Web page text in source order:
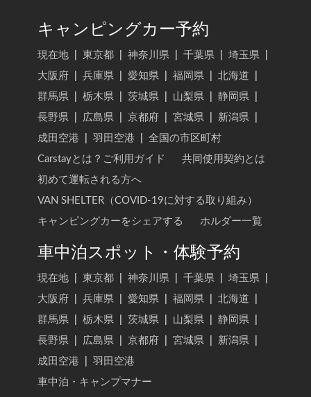
キャンピングカー予約
現在地 東京都 神奈川県 千葉県 埼玉県
大阪府
兵庫県 愛知県 福岡県 北海道
群馬県
栃木県 茨城県 山梨県 静岡県
長野県
広島県 京都府 宮城県 新潟県
成田空港
羽田空港
全国の市区町村
Carstayとは？ご利用ガイド
共同使用契約とは
初めて運転される方へ
VAN SHELTER（COVID-19に対する取り組み）
キャンピングカーをシェアする
ホルダー一覧
車中泊スポット・体験予約
現在地 東京都 神奈川県 千葉県 埼玉県
大阪府
兵庫県 愛知県 福岡県 北海道
群馬県
栃木県 茨城県 山梨県 静岡県
長野県
広島県 京都府 宮城県 新潟県
成田空港
羽田空港
車中泊・キャンプマナー